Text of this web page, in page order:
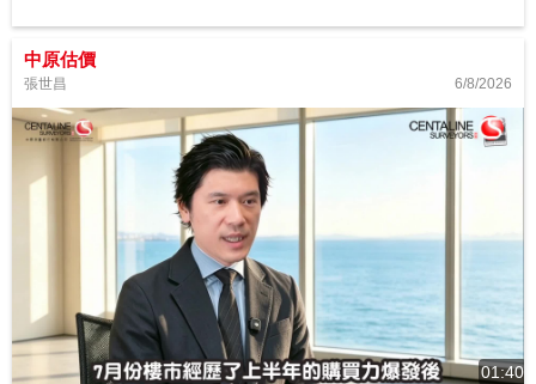
中原估價
張世昌 6/8/2026
01:40